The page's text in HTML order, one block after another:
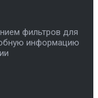
фильтров для
информацию